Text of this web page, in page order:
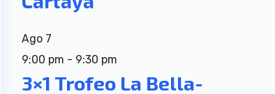
Ago 7
9:00 pm - 9:30 pm
3×1 Trofeo La Bella-